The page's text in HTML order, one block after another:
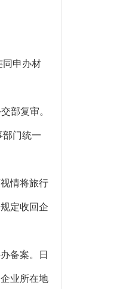
同申办材
部复审。
部门统一
情将旅行
定收回企
备案。日
业所在地